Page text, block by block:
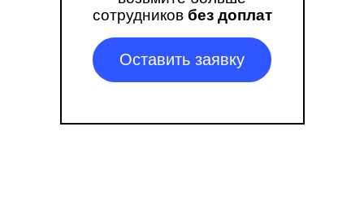
Оставить заявку
сотрудников без доплат